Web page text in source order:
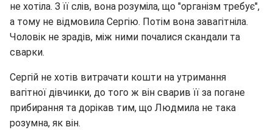
не хотіла. З її слів, вона розуміла, що "організм требує",
а тому не відмовила Сергію. Потім вона завагітніла.
Чоловік не зрадів, між ними почалися скандали та
сварки.
Сергій не хотів витрачати кошти на утримання
вагітної дівчинки, до того ж він сварив її за погане
прибирання та дорікав тим, що Людмила не така
розумна, як він.